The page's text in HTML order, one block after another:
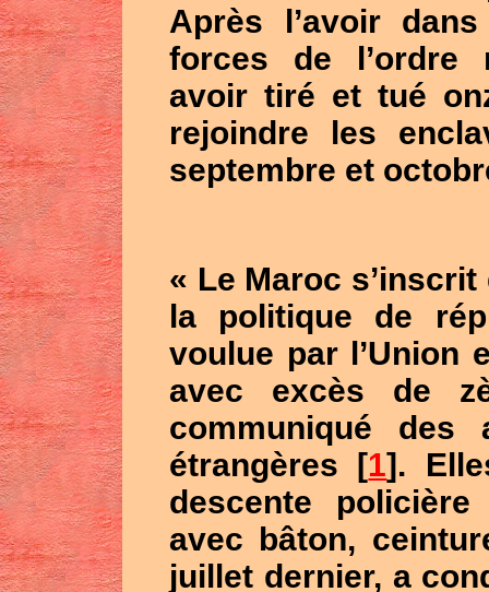
Après l’avoir
forces de l’ordre
avoir tiré et tué
rejoindre les
septembre et
« Le Maroc
la politique de
voulue par l’Union
avec excès de
communiqué des
étrangères [1].
descente
avec bâton,
juillet dernier, a